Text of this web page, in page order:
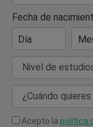
Fecha de
Día
Nivel de estudios
¿Cuándo
Acepto la política